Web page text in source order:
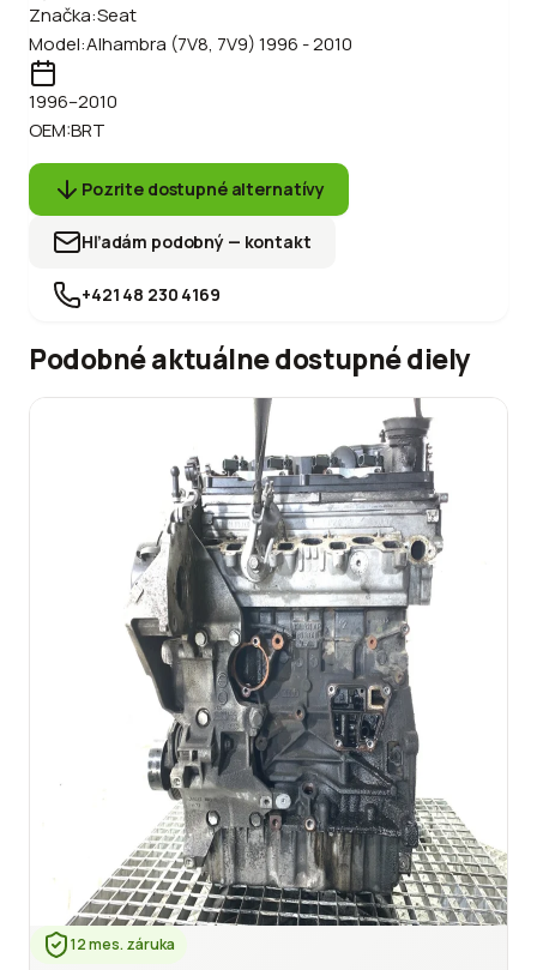
Značka:Seat
Model:Alhambra (7V8, 7V9) 1996 - 2010
1996–2010
OEM:BRT
Pozrite dostupné alternatívy
Hľadám podobný — kontakt
+421 48 230 4169
Podobné aktuálne dostupné diely
12 mes. záruka